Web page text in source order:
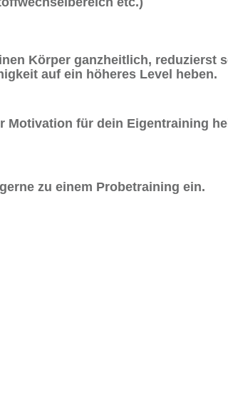
Körper ganzheitlich, reduzierst
auf ein höheres Level heben.
für dein Eigentraining
zu einem Probetraining ein.